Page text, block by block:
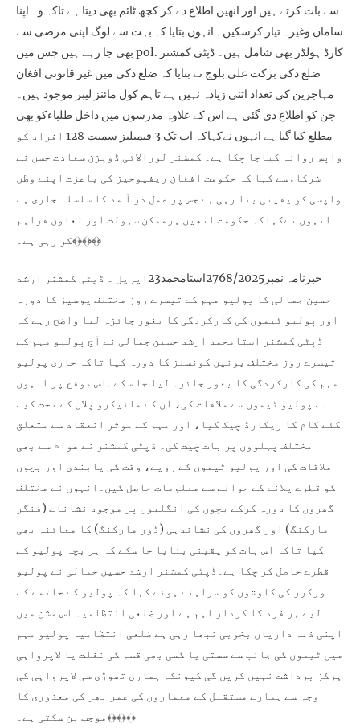
سے بات کرتے ہیں اور انھیں اطلاع دے کر کچھ ٹائم بھی دیتا ہے تاکہ وہ اپنا
سامان وغیرہ تیار کرسکیں۔ انہوں بتایا کہ بہت سے لوگ اپنی مرضی سے
بھی جا رہے ہیں جس میں pol. کارڈ ہولڈر بھی شامل ہیں۔ ڈپٹی کمشنر
ضلع دکی برکت علی بلوچ نے بتایا کہ ضلع دکی میں غیر قانونی افغان
مہاجرین کی تعداد اتنی زیادہ نہیں ہے تاہم کول مائنز لیبر موجود ہیں۔
جن کو اطلاع دی گئی ہے اس کے علاوہ مدرسوں میں داخل طلباءکو بھی
مطلع کیا گیا ہے انہوں نےکہاکہ اب تک 3 فیمیلیز سمیت 128 افراد کو
واپس روانہ کیاجا چکا ہے۔ کمشنر لورالائی ڈویژن سعادت حسن نے
شرکاءسے کہا کہ حکومت افغان ریفیوجیز کی باعزت اپنے وطن
واپسی کو یقینی بنا رہی ہے جس پر عمل در آ مد کا سلسلہ جاری ہے
انہوں نےکہاکہ حکومت انھیں ہرممکن سہولت اور تعاون فراہم
کر رہی ہے۔﴾﴿﴾﴿﴾﴿
خبرنامہ نمبر2768/2025استامحمد23اپریل ۔ ڈپٹی کمشنر ارشد
حسین جمالی کا پولیو مہم کے تیسرے روز مختلف یوسیز کا دورہ
اور پولیو ٹیموں کی کارکردگی کا بغور جائزہ لیا واضح رہے کہ
ڈپٹی کمشنر استامحمد ارشد حسین جمالی نے آج پولیو مہم کے
تیسرے روز مختلف یونین کونسلز کا دورہ کیا تاکہ جاری پولیو
مہم کی کارکردگی کا بغور جائزہ لیا جا سکے۔اس موقع پر انہوں
نے پولیو ٹیموں سے ملاقات کی، ان کے مائیکرو پلان کے تحت کیے
گئے کام کا ریکارڈ چیک کیا، اور مہم کے موثر انعقاد سے متعلق
مختلف پہلووں پر بات چیت کی۔ ڈپٹی کمشنر نے عوام سے بھی
ملاقات کی اور پولیو ٹیموں کے رویے، وقت کی پابندی اور بچوں
کو قطرے پلانے کے حوالے سے معلومات حاصل کیں۔انہوں نے مختلف
گھروں کا دورہ کرکے بچوں کی انگلیوں پر موجود نشانات (فنگر
مارکنگ) اور گھروں کی نشاندہی (ڈور مارکنگ) کا معائنہ بھی
کیا تاکہ اس بات کو یقینی بنایا جا سکے کہ ہر بچہ پولیو کے
قطرے حاصل کر چکا ہے۔ڈپٹی کمشنر ارشد حسین جمالی نے پولیو
ورکرز کی کاوشوں کو سراہتے ہوئے کہا کہ پولیو کے خاتمے کے
لیے ہر فرد کا کردار اہم ہے اور ضلعی انتظامیہ اس مشن میں
اپنی ذمہ داریاں بخوبی نبھا رہی ہے ضلعی انتظامیہ پولیو مہم
میں ٹیموں کی جانب سے سستی یا کسی بھی قسم کی غفلت یا لاپرواہی
ہرگز برداشت نہیں کریں گی کیونکہ ہماری تھوڑی سی لاپرواہی کی
وجہ سے ہمارے مستقبل کے معماروں کی عمر بھر کی معذوری کا
موجب بن سکتی ہے۔﴾﴿﴾﴿﴾﴿